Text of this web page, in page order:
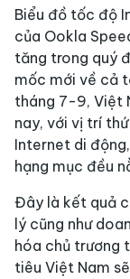
Biểu đồ tốc độ
của Ookla
tăng trong quý
mốc mới về cả
tháng 7-9, Việt
nay, với vị trí
Internet di
hạng mục đều
Đây là kết quả
lý cũng như
hóa chủ trương
tiêu Việt Nam